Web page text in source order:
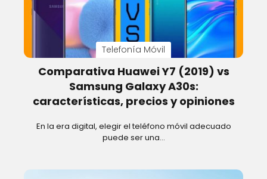
Telefonía Móvil
Comparativa Huawei Y7 (2019) vs
Samsung Galaxy A30s:
características, precios y opiniones
En la era digital, elegir el teléfono móvil adecuado
puede ser una…